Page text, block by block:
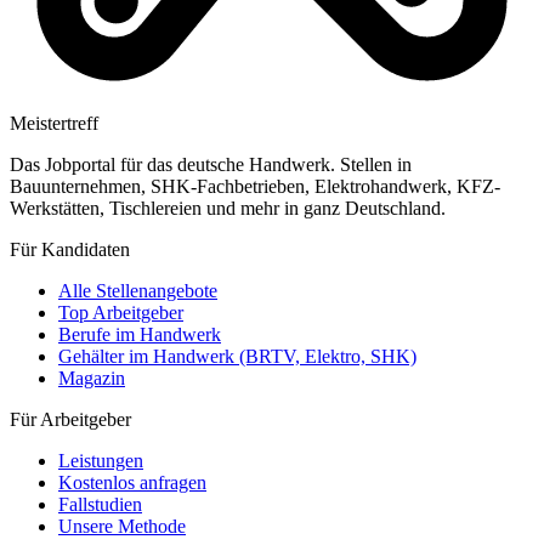
Meistertreff
Das Jobportal für das deutsche Handwerk. Stellen in
Bauunternehmen, SHK-Fachbetrieben, Elektrohandwerk, KFZ-
Werkstätten, Tischlereien und mehr in ganz Deutschland.
Für Kandidaten
Alle Stellenangebote
Top Arbeitgeber
Berufe im Handwerk
Gehälter im Handwerk (BRTV, Elektro, SHK)
Magazin
Für Arbeitgeber
Leistungen
Kostenlos anfragen
Fallstudien
Unsere Methode